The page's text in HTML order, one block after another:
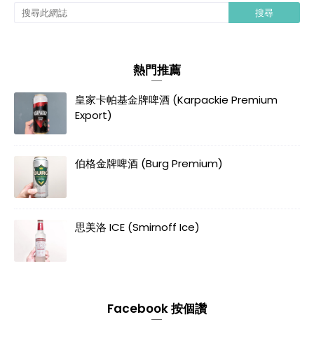
熱門推薦
皇家卡帕基金牌啤酒 (Karpackie Premium
Export)
伯格金牌啤酒 (Burg Premium)
思美洛 ICE (Smirnoff Ice)
Facebook 按個讚